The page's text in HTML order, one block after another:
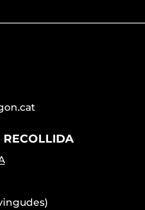
RECOLLIDA